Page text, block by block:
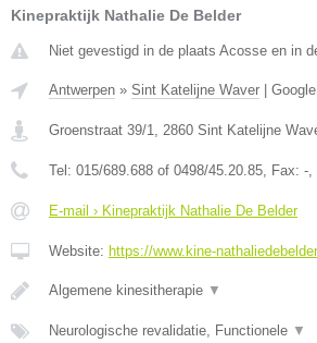
Kinepraktijk Nathalie De Belder
Niet gevestigd in de plaats Acosse en in
Antwerpen » Sint Katelijne Waver
Groenstraat 39/1 2860 Sint Katelijne
Tel: 015/689.688 of 0498/45.20.85 , Fax: -
E-mail › Kinepraktijk Nathalie De Belder
Website: https://www.kine-
Algemene kinesitherapie ▼
Neurologische revalidatie, Functionele ▼